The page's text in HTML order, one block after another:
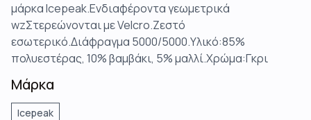
μάρκα Icepeak.Ενδιαφέροντα γεωμετρικά
wzΣτερεώνονται με Velcro.Ζεστό
εσωτερικό.Διάφραγμα 5000/5000.Υλικό:85%
πολυεστέρας, 10% βαμβάκι, 5% μαλλί.Χρώμα:Γκρι
Μάρκα
Icepeak